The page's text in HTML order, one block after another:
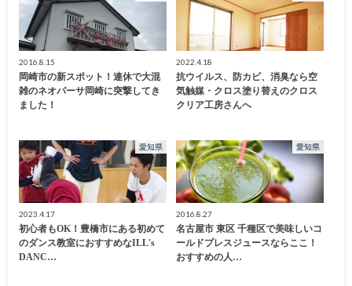
2016.8.15
岡崎市の新スポット！連休で大混
雑のネオパーサ岡崎に突撃してき
ました！
2022.4.18
抗ウイルス、防カビ、消臭なら空
気触媒・クロス塗り替えのクロス
クリア工房さんへ
愛知県
2023.4.17
初心者もOK！豊橋市にある初めて
のダンス教室におすすめなILL's
DANC…
愛知県
2016.8.27
名古屋市 東区 千種区で美味しいコ
ールドプレスジュースならここ！
おすすめの人…